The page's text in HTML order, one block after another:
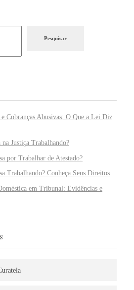
Pesquisar
Cobranças Abusivas: O Que a Lei Diz
Justiça Trabalhando?
por Trabalhar de Atestado?
Trabalhando? Conheça Seus Direitos
em Tribunal: Evidências e